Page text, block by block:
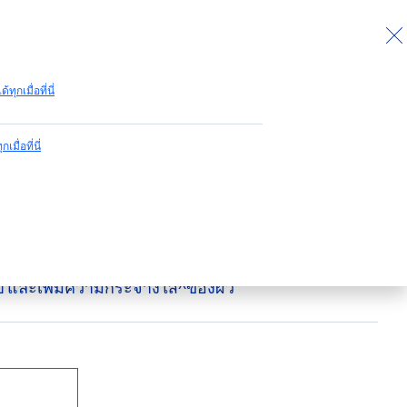
ด้ทุกเมื่อที่นี่
เมื่อที่นี่
ละเพิ่มความกระจ่างใส^ของผิว